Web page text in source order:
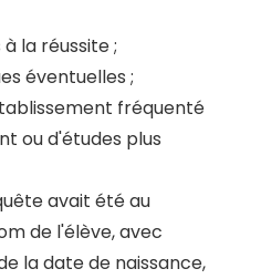
la réussite ;
éventuelles ;
fréquenté
ou d'études plus
avait été au
de l'élève, avec
la date de naissance,